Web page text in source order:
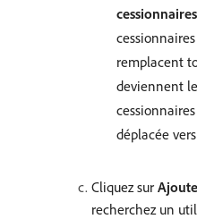
remplacent
deviennent
déplacée
Cliquez sur
recherchez un